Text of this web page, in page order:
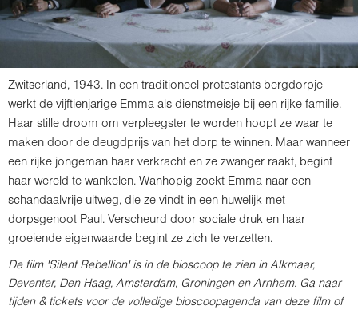
Zwitserland, 1943. In een traditioneel protestants bergdorpje
werkt de vijftienjarige Emma als dienstmeisje bij een rijke familie.
Haar stille droom om verpleegster te worden hoopt ze waar te
maken door de deugdprijs van het dorp te winnen. Maar wanneer
een rijke jongeman haar verkracht en ze zwanger raakt, begint
haar wereld te wankelen. Wanhopig zoekt Emma naar een
schandaalvrije uitweg, die ze vindt in een huwelijk met
dorpsgenoot Paul. Verscheurd door sociale druk en haar
groeiende eigenwaarde begint ze zich te verzetten.
De film 'Silent Rebellion' is in de bioscoop te zien in Alkmaar,
Deventer, Den Haag, Amsterdam, Groningen en Arnhem. Ga naar
tijden & tickets voor de volledige bioscoopagenda van deze film of